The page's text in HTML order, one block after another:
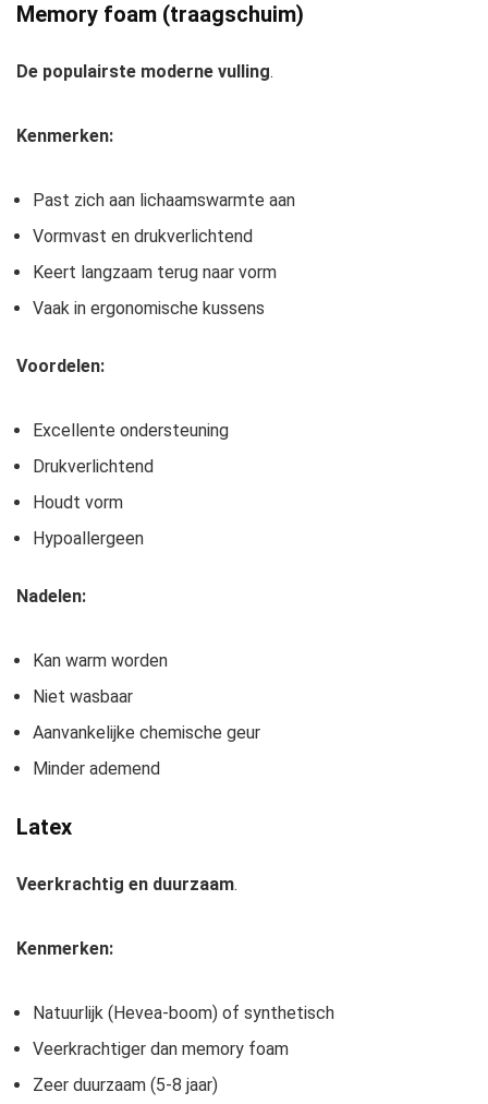
Memory foam (traagschuim)
De populairste moderne vulling.
Kenmerken:
Past zich aan lichaamswarmte aan
Vormvast en drukverlichtend
Keert langzaam terug naar vorm
Vaak in ergonomische kussens
Voordelen:
Excellente ondersteuning
Drukverlichtend
Houdt vorm
Hypoallergeen
Nadelen:
Kan warm worden
Niet wasbaar
Aanvankelijke chemische geur
Minder ademend
Latex
Veerkrachtig en duurzaam.
Kenmerken:
Natuurlijk (Hevea-boom) of synthetisch
Veerkrachtiger dan memory foam
Zeer duurzaam (5-8 jaar)